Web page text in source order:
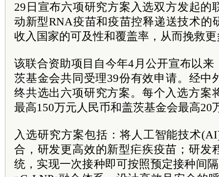
29日宣布六项研究方案入选双方发起的
动新型RNA疫苗和疫苗控释递送技术的
收入国家的可及性和覆盖率，从而挽救
该联合资助项目自今年4月公开宣布以
茨基金会共同受理39份有效申请。经中
终共选出六项研究方案。每个入选方案
最高150万元人民币和盖茨基金会最高20
入选研究方案包括：将人工智能技术
合，研发更高效的新型疟疾疫苗；研发
统，实现一次接种即可按照预定接种间